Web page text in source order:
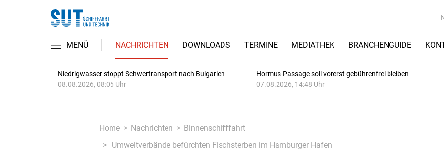
MENÜ NACHRICHTEN DOWNLOADS TERMINE MEDIATHEK BRANCHENGUIDE
Niedrigwasser stoppt Schwertransport nach Bulgarien
08.08.2026, 08:06 Uhr
Hormus-Passage soll vorerst gebührenfrei bleiben
07.08.2026, 14:48 Uhr
Home Nachrichten
Binnenschifffahrt
Umweltverbände befürchten Fischsterben im Hamburger Hafen